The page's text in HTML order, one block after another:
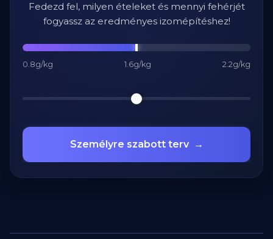
Fedezd fel, milyen ételeket és mennyi fehérjét
fogyassz az eredményes izomépítéshez!
0.8g/kg 1.6g/kg 2.2g/kg
Személyre szabott terv →